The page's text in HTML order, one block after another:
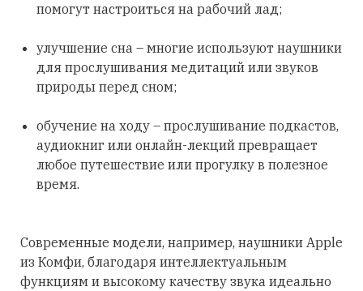
помогут настроиться на рабочий лад;
улучшение сна – многие используют наушники
для прослушивания медитаций или звуков
природы перед сном;
обучение на ходу – прослушивание подкастов,
аудиокниг или онлайн-лекций превращает
любое путешествие или прогулку в полезное
время.
Современные модели, например, наушники Apple
из Комфи, благодаря интеллектуальным
функциям и высокому качеству звука идеально